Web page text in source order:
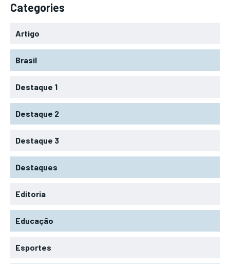
Categories
Artigo
Brasil
Destaque 1
Destaque 2
Destaque 3
Destaques
Editoria
Educação
Esportes